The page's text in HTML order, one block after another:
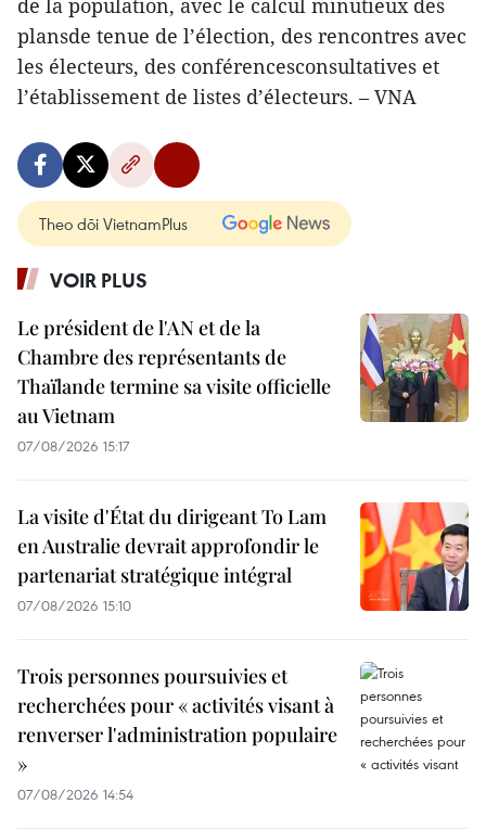
de la population, avec le calcul minutieux des
plansde tenue de l’élection, des rencontres avec
les électeurs, des conférencesconsultatives et
l’établissement de listes d’électeurs. – VNA
Theo dõi VietnamPlus
VOIR PLUS
Le président de l'AN et de la
Chambre des représentants de
Thaïlande termine sa visite officielle
au Vietnam
07/08/2026 15:17
La visite d'État du dirigeant To Lam
en Australie devrait approfondir le
partenariat stratégique intégral
07/08/2026 15:10
Trois personnes poursuivies et
recherchées pour « activités visant à
renverser l'administration populaire
»
07/08/2026 14:54